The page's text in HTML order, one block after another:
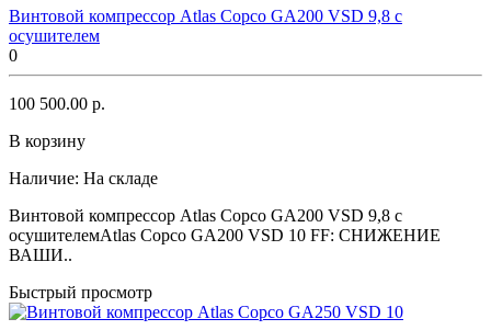
Винтовой компрессор Atlas Copco GA200 VSD 9,8 с
осушителем
0
100 500.00 р.
В корзину
Наличие: На складе
Винтовой компрессор Atlas Copco GA200 VSD 9,8 с
осушителемAtlas Copco GA200 VSD 10 FF: СНИЖЕНИЕ
ВАШИ..
Быстрый просмотр